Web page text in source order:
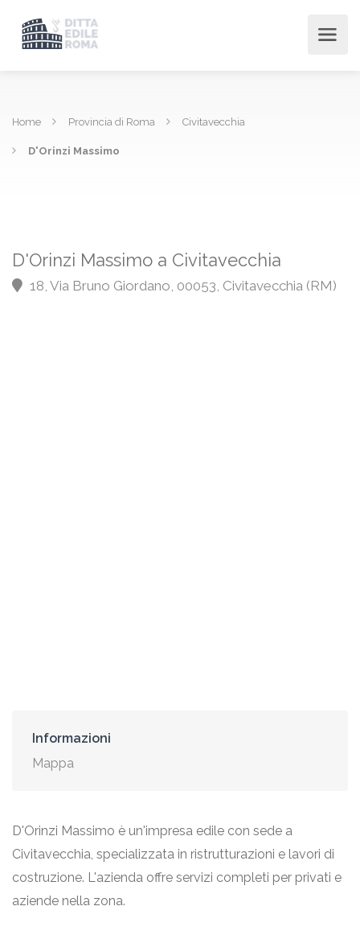
Home Provincia di Roma Civitavecchia
D'Orinzi Massimo
D'Orinzi Massimo a Civitavecchia
18, Via Bruno Giordano, 00053, Civitavecchia (RM)
Informazioni
Mappa
D'Orinzi Massimo è un'impresa edile con sede a
Civitavecchia, specializzata in ristrutturazioni e lavori di
costruzione. L'azienda offre servizi completi per privati e
aziende nella zona.